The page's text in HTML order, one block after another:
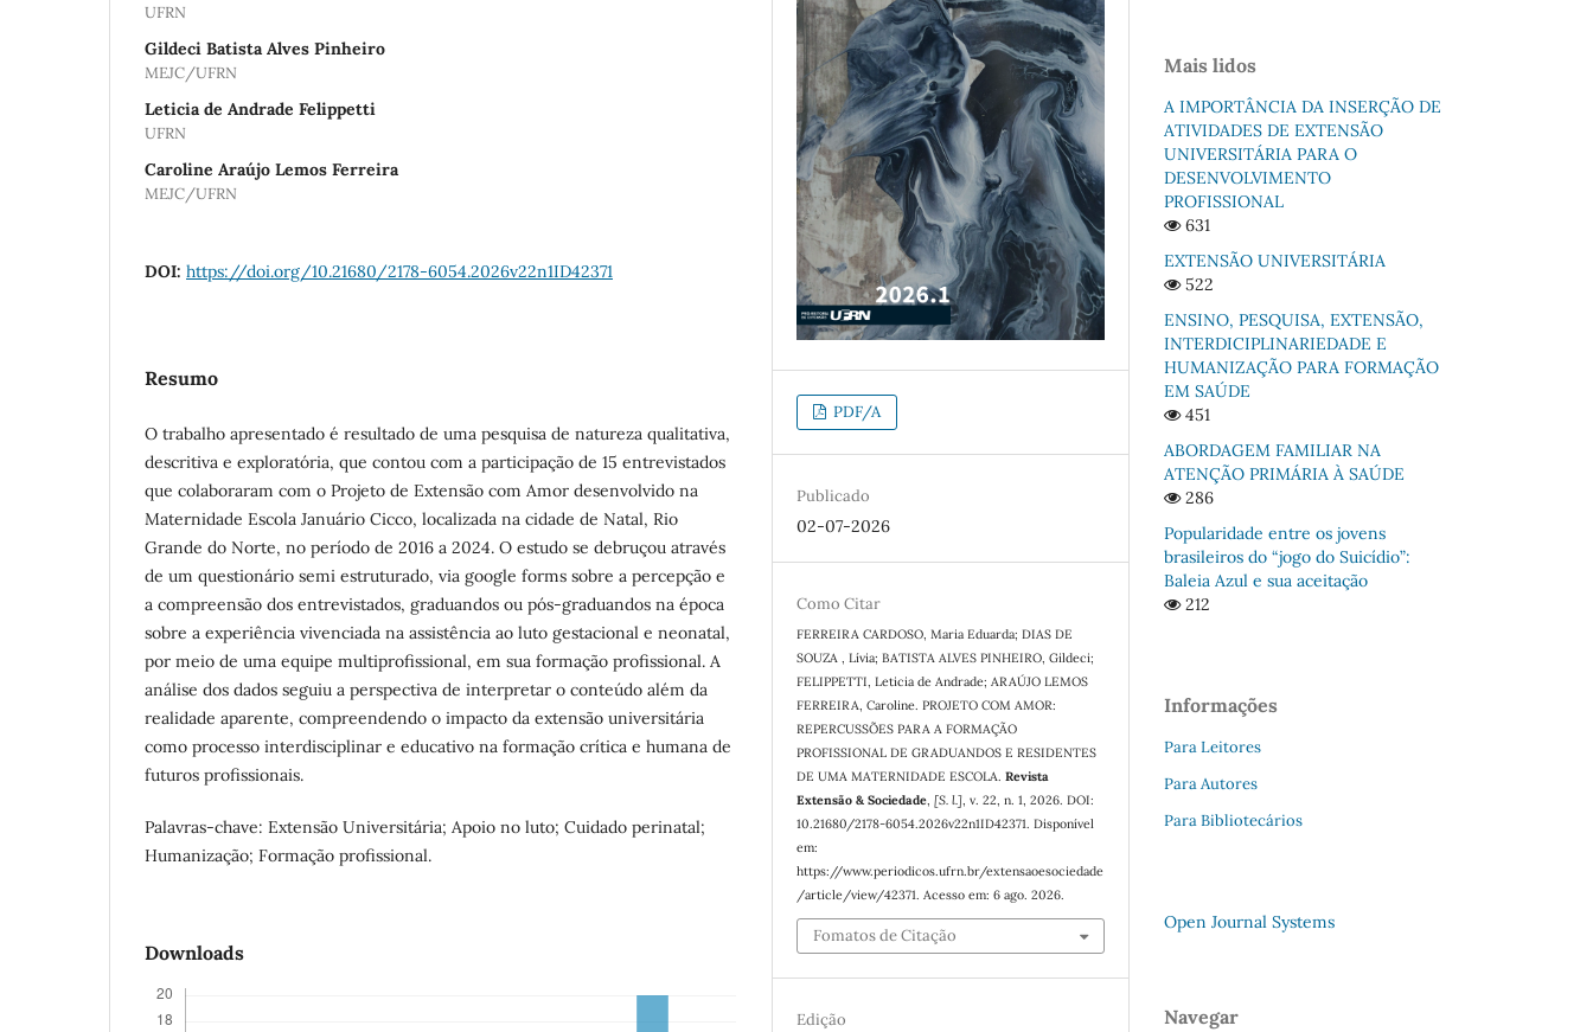
UFRN
Gildeci Batista Alves Pinheiro
MEJC/UFRN
Leticia de Andrade Felippetti
UFRN
Caroline Araújo Lemos Ferreira
MEJC/UFRN
DOI: https://doi.org/10.21680/2178-6054.2026v22n1ID42371
Resumo
O trabalho apresentado é resultado de uma pesquisa de natureza qualitativa,
descritiva e exploratória, que contou com a participação de 15 entrevistados
que colaboraram com o Projeto de Extensão com Amor desenvolvido na
Maternidade Escola Januário Cicco, localizada na cidade de Natal, Rio
Grande do Norte, no período de 2016 a 2024. O estudo se debruçou através
de um questionário semi estruturado, via google forms sobre a percepção e
a compreensão dos entrevistados, graduandos ou pós-graduandos na época
sobre a experiência vivenciada na assistência ao luto gestacional e neonatal,
por meio de uma equipe multiprofissional, em sua formação profissional. A
análise dos dados seguiu a perspectiva de interpretar o conteúdo além da
realidade aparente, compreendendo o impacto da extensão universitária
como processo interdisciplinar e educativo na formação crítica e humana de
futuros profissionais.
Palavras-chave: Extensão Universitária; Apoio no luto; Cuidado perinatal;
Humanização; Formação profissional.
Downloads
PDF/A
Publicado
02-07-2026
Como Citar
FERREIRA CARDOSO, Maria Eduarda; DIAS DE
SOUZA , Lívia; BATISTA ALVES PINHEIRO, Gildeci;
FELIPPETTI, Leticia de Andrade; ARAÚJO LEMOS
FERREIRA, Caroline. PROJETO COM AMOR:
REPERCUSSÕES PARA A FORMAÇÃO
PROFISSIONAL DE GRADUANDOS E RESIDENTES
DE UMA MATERNIDADE ESCOLA.Revista
Extensão & Sociedade ,[S. l.] , v. 22, n. 1, 2026. DOI:
10.21680/2178-6054.2026v22n1ID42371. Disponível
em:
https://www.periodicos.ufrn.br/extensaoesociedade
/article/view/42371. Acesso em: 6 ago. 2026.
Fomatos de Citação
Edição
Mais lidos
A IMPORTÂNCIA DA INSERÇÃO DE
ATIVIDADES DE EXTENSÃO
UNIVERSITÁRIA PARA O
DESENVOLVIMENTO
PROFISSIONAL
631
EXTENSÃO UNIVERSITÁRIA
522
ENSINO, PESQUISA, EXTENSÃO,
INTERDICIPLINARIEDADE E
HUMANIZAÇÃO PARA FORMAÇÃO
EM SAÚDE
451
ABORDAGEM FAMILIAR NA
ATENÇÃO PRIMÁRIA À SAÚDE
286
Popularidade entre os jovens
brasileiros do “jogo do Suicídio”:
Baleia Azul e sua aceitação
212
Informações
Para Leitores
Para Autores
Para Bibliotecários
Open Journal Systems
Navegar